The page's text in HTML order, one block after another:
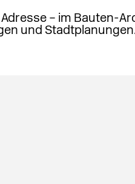
– im Bauten-
und